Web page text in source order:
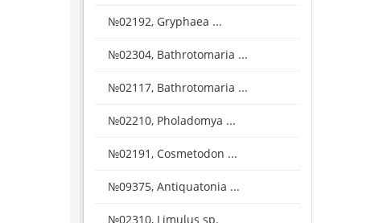
№02192, Gryphaea ...
№02304, Bathrotomaria ...
№02117, Bathrotomaria ...
№02210, Pholadomya ...
№02191, Cosmetodon ...
№09375, Antiquatonia ...
№02310, Limulus sp.